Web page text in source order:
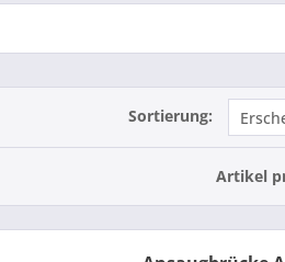
Sortierung:
Artikel